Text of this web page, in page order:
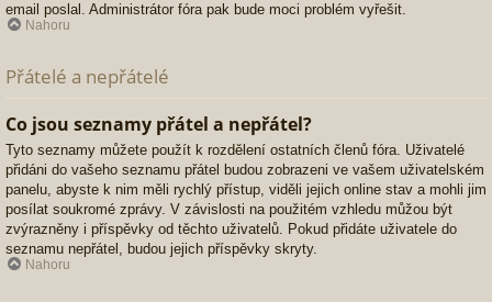
email poslal. Administrátor fóra pak bude moci problém vyřešit.
Nahoru
Přátelé a nepřátelé
Co jsou seznamy přátel a nepřátel?
Tyto seznamy můžete použít k rozdělení ostatních členů fóra. Uživatelé
přidáni do vašeho seznamu přátel budou zobrazeni ve vašem uživatelském
panelu, abyste k nim měli rychlý přístup, viděli jejich online stav a mohli jim
posílat soukromé zprávy. V závislosti na použitém vzhledu můžou být
zvýrazněny i příspěvky od těchto uživatelů. Pokud přidáte uživatele do
seznamu nepřátel, budou jejich příspěvky skryty.
Nahoru